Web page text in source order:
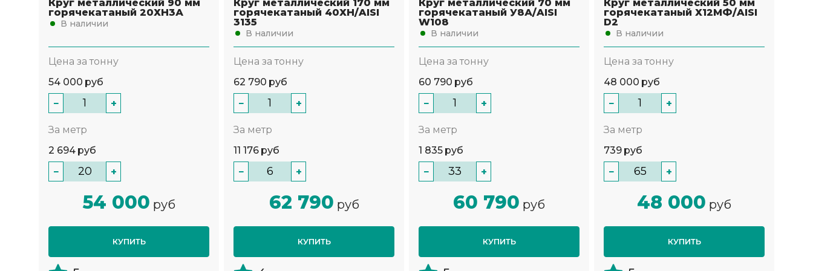
Круг металлический 90 мм
горячекатаный 20ХН3А
В наличии
Цена за тонну
54 000 руб
−
+
За метр
2 694 руб
−
+
54 000 руб
КУПИТЬ
Круг металлический 170 мм
горячекатаный 40ХН/AISI
3135
В наличии
Цена за тонну
62 790 руб
−
+
За метр
11 176 руб
−
+
62 790 руб
КУПИТЬ
Круг металлический 70 мм
горячекатаный У8А/AISI
W108
В наличии
Цена за тонну
60 790 руб
−
+
За метр
1 835 руб
−
+
60 790 руб
КУПИТЬ
Круг металлический 50 мм
горячекатаный Х12МФ/AISI
D2
В наличии
Цена за тонну
48 000 руб
−
+
За метр
739 руб
−
+
48 000 руб
КУПИТЬ